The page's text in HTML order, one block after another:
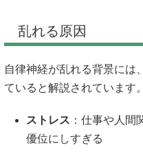
乱れる原因
自律神経が乱れる背景には
ていると解説されています。
ストレス ：仕事や人間
優位にしすぎる